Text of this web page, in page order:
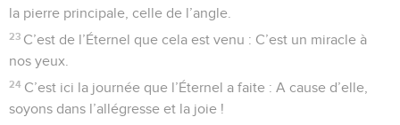
la pierre principale, celle de l’angle.
23 C’est de l’Éternel que cela est venu : C’est un miracle à
nos yeux.
24 C’est ici la journée que l’Éternel a faite : A cause d’elle,
soyons dans l’allégresse et la joie !